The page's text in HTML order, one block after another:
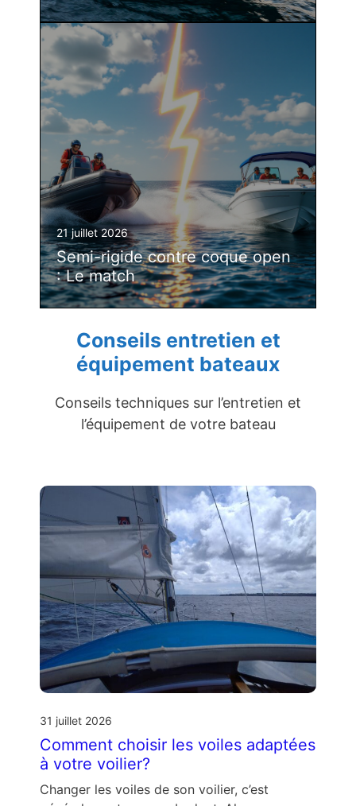
21 juillet 2026
Semi-rigide contre coque open
: Le match
Conseils entretien et
équipement bateaux
Conseils techniques sur l’entretien et
l’équipement de votre bateau
31 juillet 2026
Comment choisir les voiles adaptées
à votre voilier?
Changer les voiles de son voilier, c’est